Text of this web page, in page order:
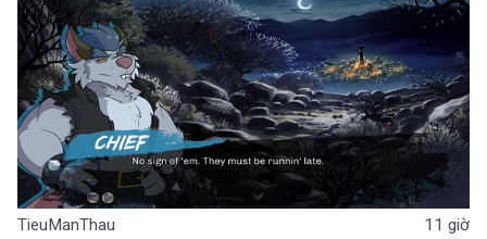
TieuManThau 11 giờ